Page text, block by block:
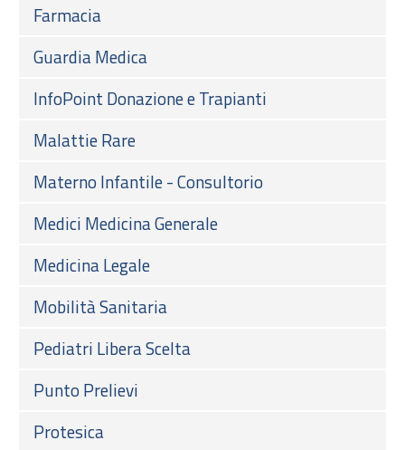
Farmacia
Guardia Medica
InfoPoint Donazione e Trapianti
Malattie Rare
Materno Infantile - Consultorio
Medici Medicina Generale
Medicina Legale
Mobilità Sanitaria
Pediatri Libera Scelta
Punto Prelievi
Protesica